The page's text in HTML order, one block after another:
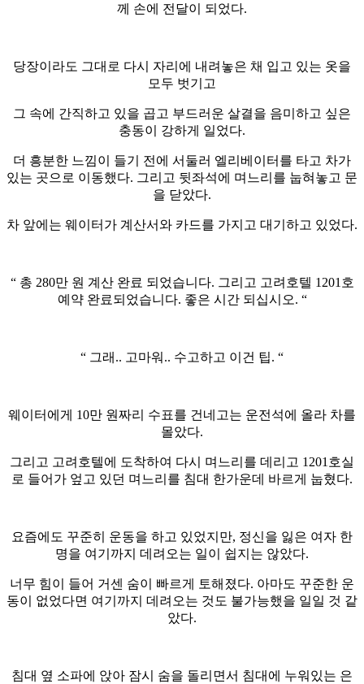
께 손에 전달이 되었다.
당장이라도 그대로 다시 자리에 내려놓은 채 입고 있는 옷을
모두 벗기고
그 속에 간직하고 있을 곱고 부드러운 살결을 음미하고 싶은
충동이 강하게 일었다.
더 흥분한 느낌이 들기 전에 서둘러 엘리베이터를 타고 차가
있는 곳으로 이동했다. 그리고 뒷좌석에 며느리를 눕혀놓고 문
을 닫았다.
차 앞에는 웨이터가 계산서와 카드를 가지고 대기하고 있었다.
“ 총 280만 원 계산 완료 되었습니다. 그리고 고려호텔 1201호
예약 완료되었습니다. 좋은 시간 되십시오. “
“ 그래.. 고마워.. 수고하고 이건 팁. “
웨이터에게 10만 원짜리 수표를 건네고는 운전석에 올라 차를
몰았다.
그리고 고려호텔에 도착하여 다시 며느리를 데리고 1201호실
로 들어가 엎고 있던 며느리를 침대 한가운데 바르게 눕혔다.
요즘에도 꾸준히 운동을 하고 있었지만, 정신을 잃은 여자 한
명을 여기까지 데려오는 일이 쉽지는 않았다.
너무 힘이 들어 거센 숨이 빠르게 토해졌다. 아마도 꾸준한 운
동이 없었다면 여기까지 데려오는 것도 불가능했을 일일 것 같
았다.
침대 옆 소파에 앉아 잠시 숨을 돌리면서 침대에 누워있는 은